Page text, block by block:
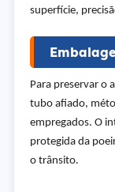
superfície,
Para preservar o
tubo afiado,
empregados. O
protegida da
o trânsito.